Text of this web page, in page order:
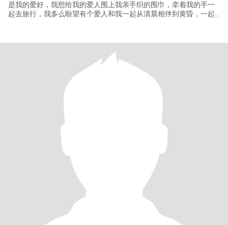
是我的爱好，我想给我的爱人围上我亲手织的围巾，牵着我的手一
起去旅行，我多么盼望有个爱人和我一起从清晨相伴到黄昏，一起